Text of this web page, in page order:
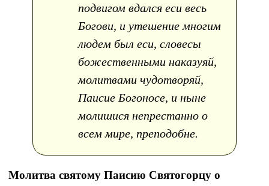
подвигом вдался еси весь
Богови, и утешение многим
людем был еси, словесы
божественными наказуяй,
молитвами чудотворяй,
Паисие Богоносе, и ныне
молишися непрестанно о
всем мире, преподобне.
Молитва святому Паисию Святогорцу о